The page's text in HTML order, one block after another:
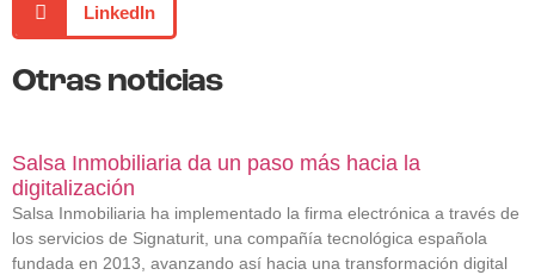
LinkedIn
Otras noticias
Salsa Inmobiliaria da un paso más hacia la
digitalización
Salsa Inmobiliaria ha implementado la firma electrónica a través de
los servicios de Signaturit, una compañía tecnológica española
fundada en 2013, avanzando así hacia una transformación digital